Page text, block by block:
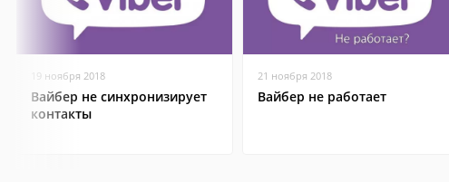
19 ноября 2018
Вайбер не синхронизирует
контакты
21 ноября 2018
Вайбер не работает